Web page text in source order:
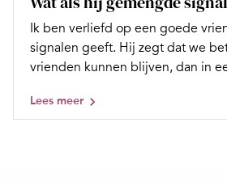
Ik ben verliefd op een goede
signalen geeft. Hij zegt dat we
vrienden kunnen blijven, dan in
Lees meer